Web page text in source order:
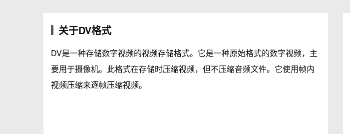
关于DV格式
DV是一种存储数字视频的视频存储格式。它是一种原始格式的数字视频，主
要用于摄像机。此格式在存储时压缩视频，但不压缩音频文件。它使用帧内
视频压缩来逐帧压缩视频。